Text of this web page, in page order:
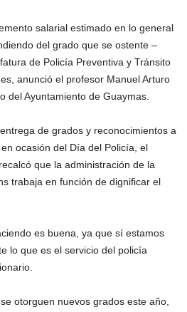
salarial estimado en lo general
del grado que se ostente –
de Policía Preventiva y Tránsito
anunció el profesor Manuel Arturo
del Ayuntamiento de Guaymas.
de grados y reconocimientos a
ocasión del Día del Policía, el
que la administración de la
trabaja en función de dignificar el
es buena, ya que sí estamos
lo que es el servicio del policía
otorguen nuevos grados este año,